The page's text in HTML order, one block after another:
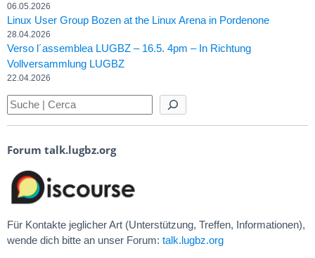
06.05.2026
Linux User Group Bozen at the Linux Arena in Pordenone
28.04.2026
Verso l´assemblea LUGBZ – 16.5. 4pm – In Richtung
Vollversammlung LUGBZ
22.04.2026
Forum talk.lugbz.org
Für Kontakte jeglicher Art (Unterstützung, Treffen, Informationen),
wende dich bitte an unser Forum: talk.lugbz.org